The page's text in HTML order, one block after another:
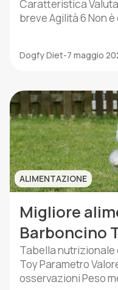
Caratteristica
breve Agilità 6 Non
all’addestramento.
Fedeltà 9 Molto
suoi proprietari. […]
Dogfy Diet-7 maggio
ALIMENTAZIONE
Migliore
Barboncino
Tabella
Toy Parametro
osservazioni Peso